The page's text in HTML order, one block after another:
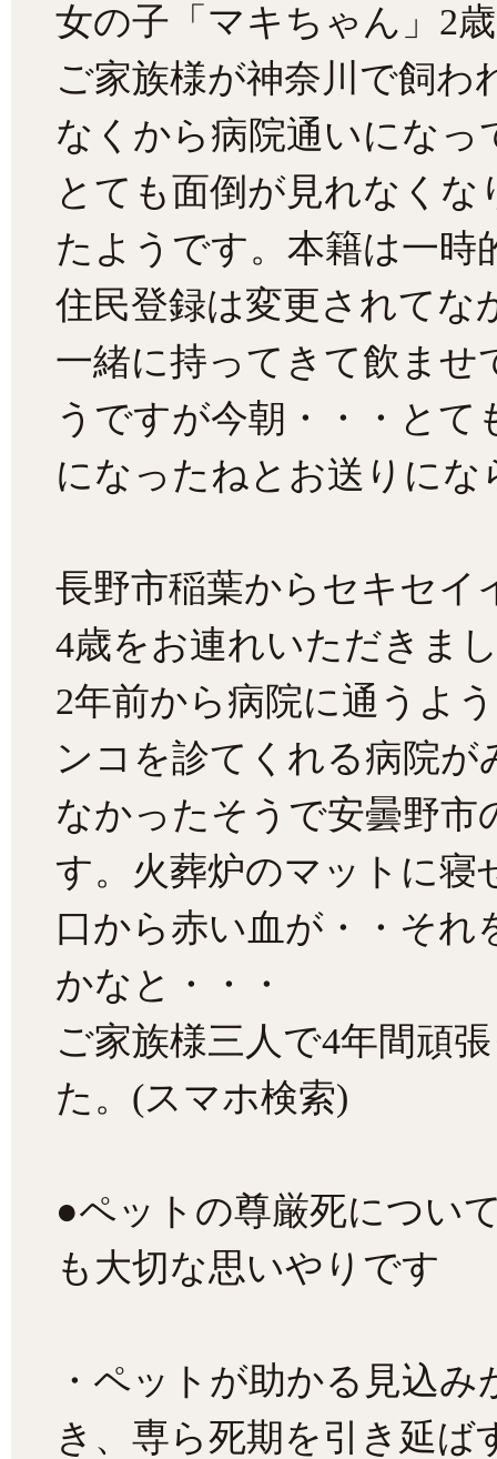
女の子「マキちゃん」2
ご家族様が神奈川で飼
なくから病院通いになっ
とても面倒が見れなく
たようです。本籍は一時
住民登録は変更されてな
一緒に持ってきて飲ませ
うですが今朝・・・と
になったねとお送りに
長野市稲葉からセキセイ
4歳をお連れいただきま
2年前から病院に通うよ
ンコを診てくれる病院が
なかったそうで安曇野
す。火葬炉のマットに寝
口から赤い血が・・そ
かなと・・・
ご家族様三人で4年間頑
た。(スマホ検索)
●ペットの尊厳死につい
も大切な思いやりです
・ペットが助かる見込
き、専ら死期を引き延ば